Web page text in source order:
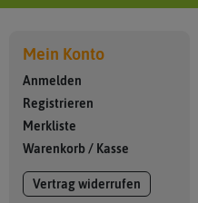
Mein Konto
Anmelden
Registrieren
Merkliste
Warenkorb / Kasse
Vertrag widerrufen